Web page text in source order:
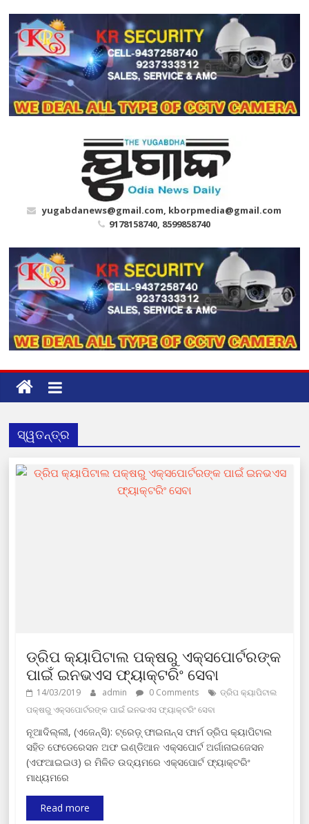
content
yugabdanews@gmail.com, kborpmedia@gmail.com
9178158740, 8599858740
ସ୍ୱତନ୍ତ୍ର
ଡ୍ରିପ କ୍ୟାପିଟାଲ ପକ୍ଷରୁ ଏକ୍ସପୋର୍ଟରଙ୍କ
ପାଇଁ ଇନଭଏସ ଫ୍ୟାକ୍ଟରିଂ ସେବା
14/03/2019 admin 0 Comments
ଡ୍ରିପ କ୍ୟାପିଟାଲ
ପକ୍ଷରୁ ଏକ୍ସପୋର୍ଟରଙ୍କ ପାଇଁ ଇନଭଏସ ଫ୍ୟାକ୍ଟରିଂ ସେବା
ନୂଆଦିଲ୍ଲୀ, (ଏଜେନ୍ସି): ଟ୍ରେଡ଼୍ ଫାଇନାନ୍ସ ଫାର୍ମ ଡ୍ରିପ କ୍ୟାପିଟାଲ
ସହିତ ଫେଡେରେସନ ଅଫ ଇଣ୍ଡିଆନ ଏକ୍ସପୋର୍ଟ ଅର୍ଗାନାଇଜେସନ
(ଏଫଆଇଇଓ) ର ମିଳିତ ଉଦ୍ୟମରେ ଏକ୍ସପୋର୍ଟ ଫ୍ୟାକ୍ଟରିଂ
ମାଧ୍ୟମରେ
Read more